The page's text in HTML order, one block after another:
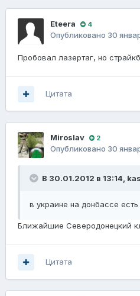
Eteera 4
Опубликовано 30
Пробовал лазертаг, но
Цитата
Miroslav 2
Опубликовано 30
В 30.01.2012 в 13:14,
в украине на донбассе есть
Ближайшие Северодонецкий
Цитата